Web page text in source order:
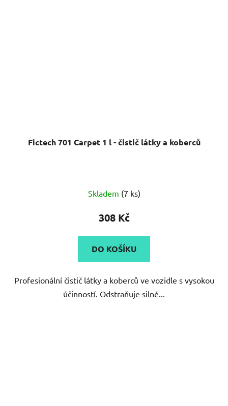
Fictech 701 Carpet 1 l - čistič látky a koberců
Skladem (7 ks)
308 Kč
DO KOŠÍKU
Profesionální čistič látky a koberců ve vozidle s vysokou
účinností. Odstraňuje silné...